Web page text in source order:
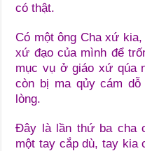
có thật.
Có một ông Cha xứ
xứ đạo của mình để
mục vụ ở giáo xứ qúa
còn bị ma qủy cám dỗ
lòng.
Đây là lần thứ ba cha
một tay cắp dù, tay kia